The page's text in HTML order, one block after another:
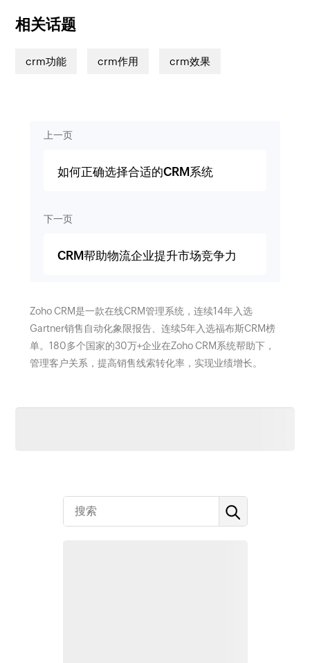
相关话题
crm功能 crm作用 crm效果
上一页
如何正确选择合适的CRM系统
下一页
CRM帮助物流企业提升市场竞争力
Zoho CRM是一款在线CRM管理系统，连续14年入选
Gartner销售自动化象限报告、连续5年入选福布斯CRM榜
单。180多个国家的30万+企业在Zoho CRM系统帮助下，
管理客户关系，提高销售线索转化率，实现业绩增长。